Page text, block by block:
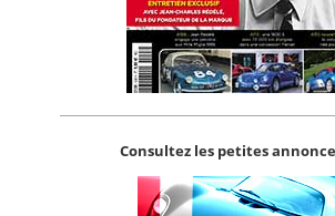
Consultez les petites